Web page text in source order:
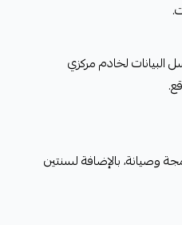
البيانات لخادم مركزي
وصيانة، بالإضافة لسنتين